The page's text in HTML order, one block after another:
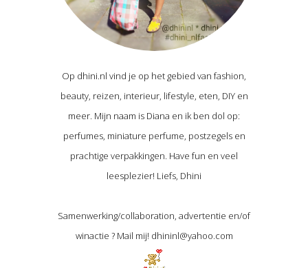
Op dhini.nl vind je op het gebied van fashion,
beauty, reizen, interieur, lifestyle, eten, DIY en
meer. Mijn naam is Diana en ik ben dol op:
perfumes, miniature perfume, postzegels en
prachtige verpakkingen. Have fun en veel
leesplezier! Liefs, Dhini
Samenwerking/collaboration, advertentie en/of
winactie ? Mail mij! dhininl@yahoo.com